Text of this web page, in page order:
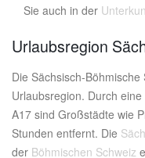
Sie auch in der
Urlaubsregion
Die Sächsisch-
Urlaubsregion. Durch
A17 sind Großstädte wie
Stunden entfernt. Die
der Böhmischen Schweiz